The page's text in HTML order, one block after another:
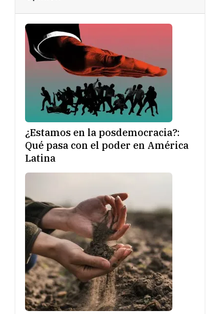
¿Estamos en la posdemocracia?:
Qué pasa con el poder en América
Latina